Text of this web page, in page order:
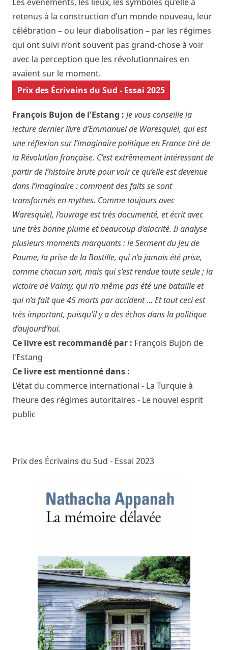
Les événements, les lieux, les symboles qu’elle a
retenus à la construction d’un monde nouveau, leur
célébration – ou leur diabolisation – par les régimes
qui ont suivi n’ont souvent pas grand-chose à voir
avec la perception que les révolutionnaires en
avaient sur le moment.
Prix des Écrivains du Sud - Essai 2025
François Bujon de l'Estang : Je vous conseille la
lecture dernier livre d’Emmanuel de Waresquiel, qui est
une réflexion sur l’imaginaire politique en France tiré de
la Révolution française. C’est extrêmement intéressant de
partir de l’histoire brute pour voir ce qu’elle est devenue
dans l’imaginaire : comment des faits se sont
transformés en mythes. Comme toujours avec
Waresquiel, l’ouvrage est très documenté, et écrit avec
une très bonne plume et beaucoup d’alacrité. Il analyse
plusieurs moments marquants : le Serment du Jeu de
Paume, la prise de la Bastille, qui n’a jamais été prise,
comme chacun sait, mais qui s’est rendue toute seule ; la
victoire de Valmy, qui n’a même pas été une bataille et
qui n’a fait que 45 morts par accident … Et tout ceci est
très important, puisqu’il y a des échos dans la politique
d’aujourd’hui.
Ce livre est recommandé par : François Bujon de
l'Estang
Ce livre est mentionné dans :
L’état du commerce international - La Turquie à
l’heure des régimes autoritaires - Le nouvel esprit
public
Prix des Écrivains du Sud - Essai 2023